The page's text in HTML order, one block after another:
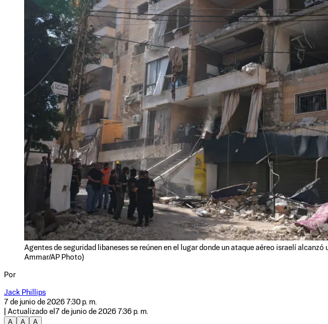
Agentes de seguridad libaneses se reúnen en el lugar donde un ataque aéreo israelí
Ammar/AP Photo)
Por
Jack Phillips
7 de junio de 2026 7:30 p. m.
| Actualizado el 7 de junio de 2026 7:36 p. m.
A
A A